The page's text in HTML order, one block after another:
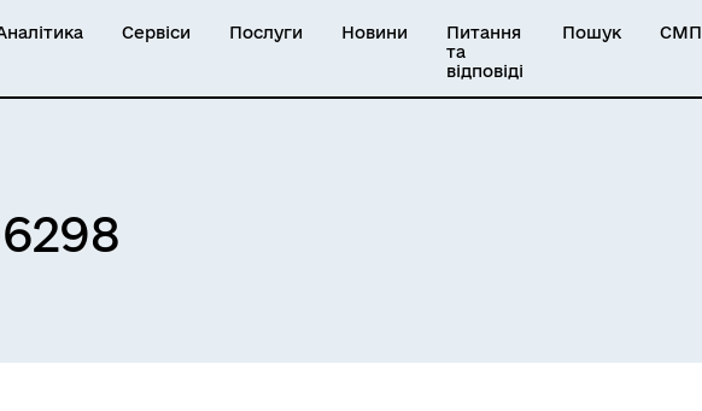
Сервіси Послуги Новини
Питання
та
відповіді
Пошук СМП